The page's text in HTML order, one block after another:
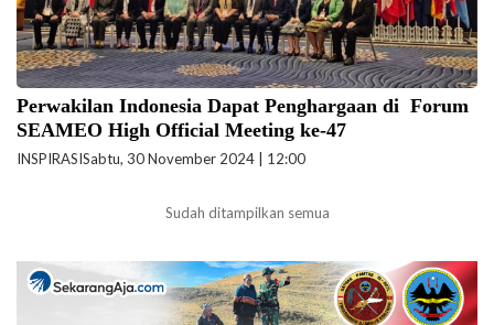
Perwakilan Indonesia Dapat Penghargaan di Forum
SEAMEO High Official Meeting ke-47
INSPIRASISabtu, 30 November 2024 | 12:00
Sudah ditampilkan semua